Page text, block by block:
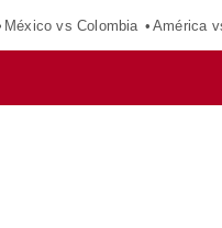
México vs Colombia América